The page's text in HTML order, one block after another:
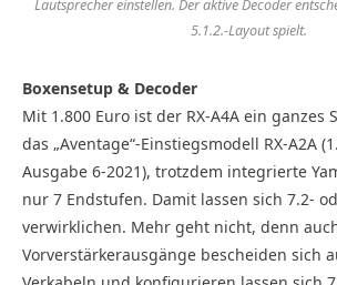
Lautsprecher einstellen. Der aktive Decoder
5.1.2.-Layout spielt.
Boxensetup & Decoder
Mit 1.800 Euro ist der RX-A4A ein ganzes
das „Aventage“-Einstiegsmodell RX-A2A
Ausgabe 6-2021), trotzdem integrierte
nur 7 Endstufen. Damit lassen sich 7.2-
verwirklichen. Mehr geht nicht, denn
Vorverstärkerausgänge bescheiden sich